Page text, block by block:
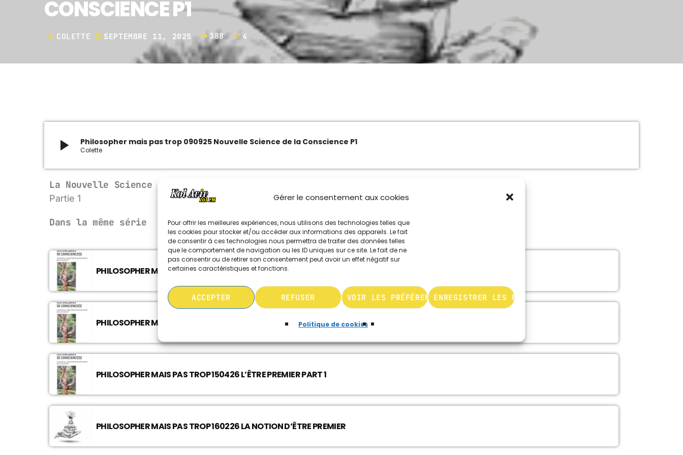
Gérer le consentement aux cookies
Pour offrir les meilleures expériences, nous utilisons des technologies telles que
les cookies pour stocker et/ou accéder aux informations des appareils. Le fait
de consentir à ces technologies nous permettra de traiter des données telles
que le comportement de navigation ou les ID uniques sur ce site. Le fait de ne
pas consentir ou de retirer son consentement peut avoir un effet négatif sur
certaines caractéristiques et fonctions.
ACCEPTER REFUSER VOIR LES PRÉFÉRENCESENREGISTRER LES PRÉFÉRENCES
Politique de cookies
L’INFORMATION EN DIRECT
18:00 - 20:00
00:00 - 03:00
CONSCIENCE P1
mic COLETTE today SEPTEMBRE 11, 2025 388 4
play_arrow Philosopher mais pas trop 090925 Nouvelle Science de la Conscience P1
Colette
La Nouvelle Science de la Conscience
Partie 1
Dans la même série
PHILOSOPHER MAIS PAS TROP 150426 L’ÊTRE PREMIER PART 3
PHILOSOPHER MAIS PAS TROP 150426 L’ÊTRE PREMIER PART 2
PHILOSOPHER MAIS PAS TROP 150426 L’ÊTRE PREMIER PART 1
PHILOSOPHER MAIS PAS TROP 160226 LA NOTION D’ÊTRE PREMIER